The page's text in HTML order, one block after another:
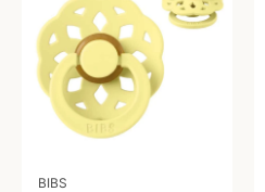
BIBS